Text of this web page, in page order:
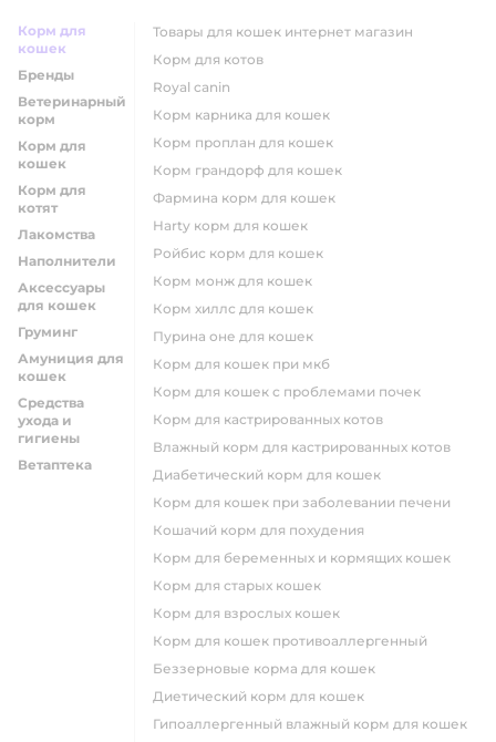
Корм для
кошек
Бренды
Ветеринарный
корм
Корм для
кошек
Корм для
котят
Лакомства
Наполнители
Аксессуары
для кошек
Груминг
Амуниция для
кошек
Средства
ухода и
гигиены
Ветаптека
товары для кошек интернет магазин
корм для котов
royal canin
корм карника для кошек
корм проплан для кошек
корм грандорф для кошек
фармина корм для кошек
harty корм для кошек
ройбис корм для кошек
корм монж для кошек
корм хиллс для кошек
пурина оне для кошек
корм для кошек при мкб
корм для кошек с проблемами почек
Корм для кастрированных котов
влажный корм для кастрированных котов
диабетический корм для кошек
корм для кошек при заболевании печени
кошачий корм для похудения
корм для беременных и кормящих кошек
корм для старых кошек
корм для взрослых кошек
корм для кошек противоаллергенный
беззерновые корма для кошек
диетический корм для кошек
гипоаллергенный влажный корм для кошек